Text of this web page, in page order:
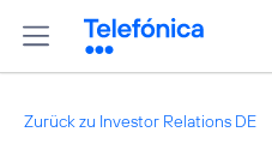
Zurück zu Investor Relations DE